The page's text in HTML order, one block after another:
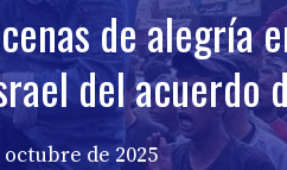
de alegría
del acuerdo
octubre de 2025